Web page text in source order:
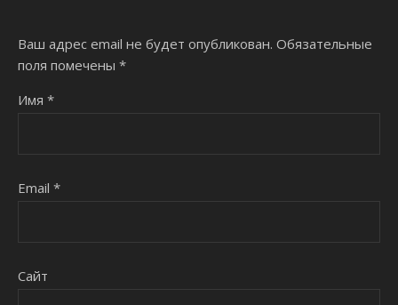
Ваш адрес email не будет опубликован. Обязательные
поля помечены *
Имя *
Email *
Сайт